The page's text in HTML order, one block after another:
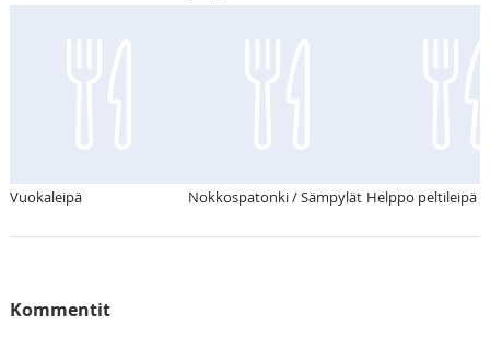
Vuokaleipä Nokkospatonki / Sämpylät Helppo peltileipä
Kommentit